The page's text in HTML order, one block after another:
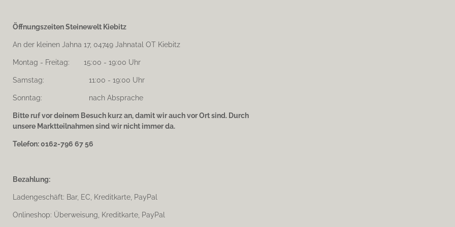
Öffnungszeiten Steinewelt Kiebitz
An der kleinen Jahna 17, 04749 Jahnatal OT Kiebitz
Montag - Freitag: 15:00 - 19:00 Uhr
Samstag: 11:00 - 19:00 Uhr
Sonntag: nach Absprache
Bitte ruf vor deinem Besuch kurz an, damit wir auch vor Ort sind. Durch
unsere Marktteilnahmen sind wir nicht immer da.
Telefon: 0162-796 67 56
Bezahlung:
Ladengeschäft: Bar, EC, Kreditkarte, PayPal
Onlineshop: Überweisung, Kreditkarte, PayPal